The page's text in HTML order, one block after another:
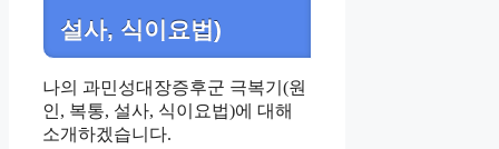
설사, 식이요법)
나의 과민성대장증후군 극복기(원
인, 복통, 설사, 식이요법)에 대해
소개하겠습니다.